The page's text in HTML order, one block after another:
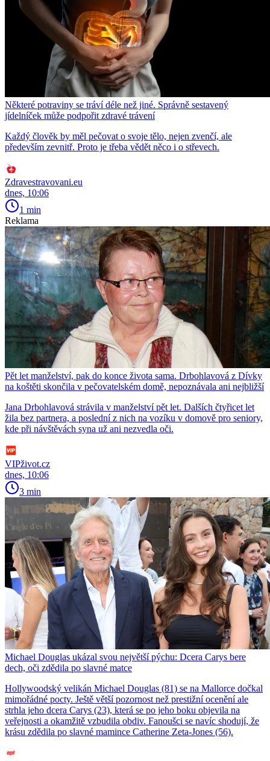
Některé potraviny se tráví déle než jiné. Správně sestavený
jídelníček může podpořit zdravé trávení
Každý člověk by měl pečovat o svoje tělo, nejen zvenčí, ale
především zevnitř. Proto je třeba vědět něco i o střevech.
Zdravestravovani.eu
dnes, 10:06
1 min
Reklama
Pět let manželství, pak do konce života sama. Drbohlavová z Dívky
na koštěti skončila v pečovatelském domě, nepoznávala ani nejbližší
Jana Drbohlavová strávila v manželství pět let. Dalších čtyřicet let
žila bez partnera, a poslední z nich na vozíku v domově pro seniory,
kde při návštěvách syna už ani nezvedla oči.
VIPživot.cz
dnes, 10:06
3 min
Michael Douglas ukázal svou největší pýchu: Dcera Carys bere
dech, oči zdědila po slavné matce
Hollywoodský velikán Michael Douglas (81) se na Mallorce dočkal
mimořádné pocty. Ještě větší pozornost než prestižní ocenění ale
strhla jeho dcera Carys (23), která se po jeho boku objevila na
veřejnosti a okamžitě vzbudila obdiv. Fanoušci se navíc shodují, že
krásu zdědila po slavné mamince Catherine Zeta-Jones (56).